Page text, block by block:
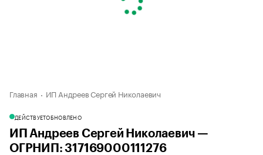
Главная ИП Андреев Сергей Николаевич
ДЕЙСТВУЕТОБНОВЛЕНО
ИП Андреев Сергей Николаевич —
ОГРНИП: 317169000111276